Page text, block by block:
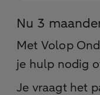
Nu 3
Met Volop
je hulp nodig
Je vraagt het